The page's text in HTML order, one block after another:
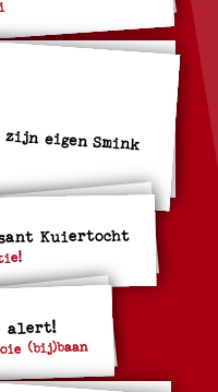
Kuiertocht
alert!
(bij)baan